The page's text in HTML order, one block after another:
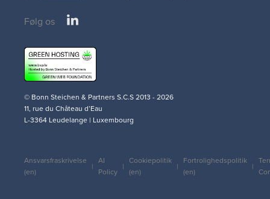
Social
Følg os
© Bonn Steichen & Partners S.C.S 2013 - 2026
11, rue du Château d’Eau
L-3364 Leudelange | Luxembourg
Legal
Ansvarsfraskrivelse
(en)
AI
Policy
Cookiepolitik
(en)
Fortrolighedspolitik
(en)